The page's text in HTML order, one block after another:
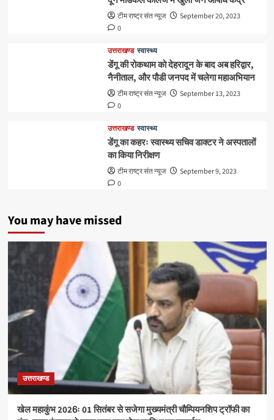
टीम राष्ट्र संत न्यूज
September 20, 2023
0
उत्तराखण्ड स्वास्थ्य
डेंगू की रोकथाम को देहरादून के बाद अब हरिद्वार,
नैनीताल, और पौडी जनपद में चलेगा महाअभियान
टीम राष्ट्र संत न्यूज
September 13, 2023
0
उत्तराखण्ड स्वास्थ्य
डेंगू का कहरः स्वास्थ्य सचिव डाक्टर ने अस्पतालों
का किया निरीक्षण
टीम राष्ट्र संत न्यूज
September 9, 2023
0
You may have missed
उत्तराखण्ड
खेल महाकुंभ 2026ः 01 सितंबर से सजेगा मुख्यमंत्री चौम्पियनशिप ट्रॉफी का